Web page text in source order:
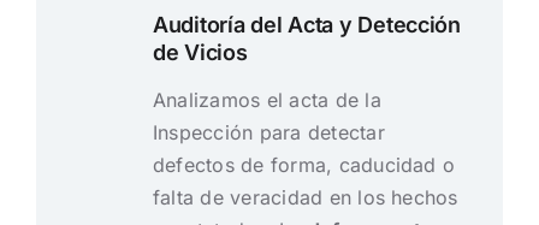
Auditoría del Acta y Detección
de Vicios
Analizamos el acta de la
Inspección para detectar
defectos de forma, caducidad o
falta de veracidad en los hechos